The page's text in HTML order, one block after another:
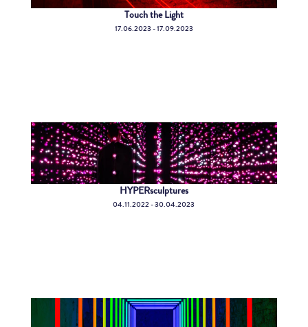
Touch the Light
17.06.2023 - 17.09.2023
HYPERsculptures
04.11.2022 - 30.04.2023